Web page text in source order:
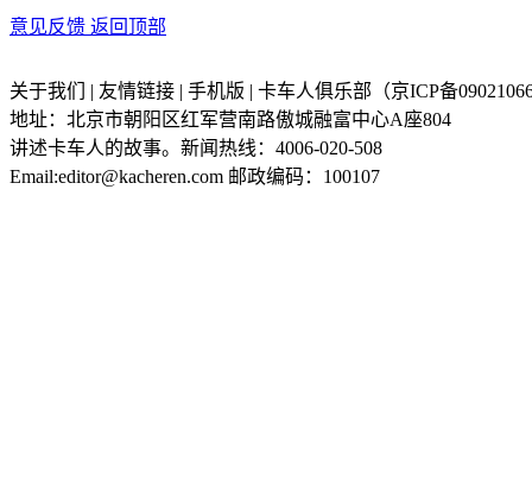
意见反馈 返回顶部
关于我们 | 友情链接 | 手机版 | 卡车人俱乐部（京ICP备
地址：北京市朝阳区红军营南路傲城融富中心A座804
讲述卡车人的故事。新闻热线：4006-020-508
Email:editor@kacheren.com 邮政编码：100107